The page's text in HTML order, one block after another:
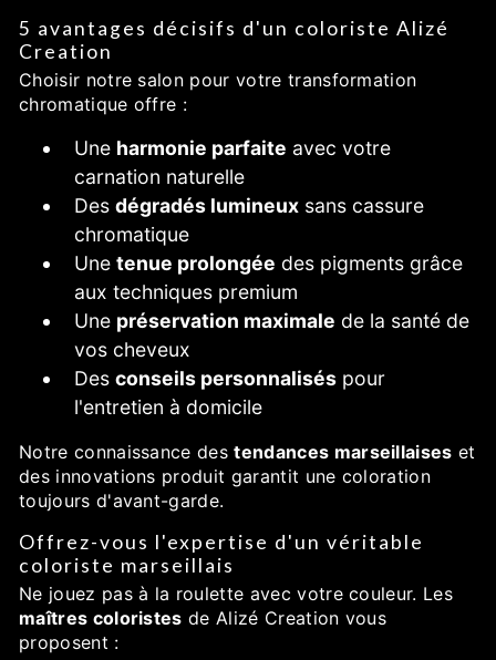
5 avantages décisifs d'un coloriste Alizé
Creation
Choisir notre salon pour votre transformation
chromatique offre :
Une harmonie parfaite avec votre
carnation naturelle
Des dégradés lumineux sans cassure
chromatique
Une tenue prolongée des pigments grâce
aux techniques premium
Une préservation maximale de la santé de
vos cheveux
Des conseils personnalisés pour
l'entretien à domicile
Notre connaissance destendances marseillaises et
des innovations produit garantit une coloration
toujours d'avant-garde.
Offrez-vous l'expertise d'un véritable
coloriste marseillais
Ne jouez pas à la roulette avec votre couleur. Les
maîtres coloristes de Alizé Creation vous
proposent :